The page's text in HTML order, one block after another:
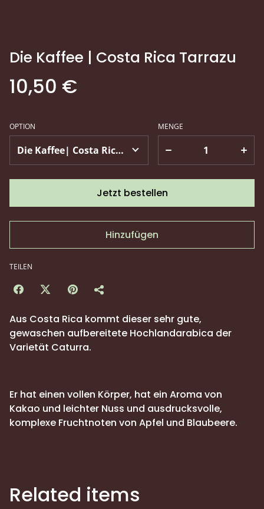
Die Kaffee | Costa Rica Tarrazu
10,50 €
OPTION MENGE
Jetzt bestellen
Hinzufügen
TEILEN
Aus Costa Rica kommt dieser sehr gute,
gewaschen aufbereitete Hochlandarabica der
Varietät Caturra.
Er hat einen vollen Körper, hat ein Aroma von
Kakao und leichter Nuss und ausdrucksvolle,
komplexe Fruchtnoten von Apfel und Blaubeere.
Related items